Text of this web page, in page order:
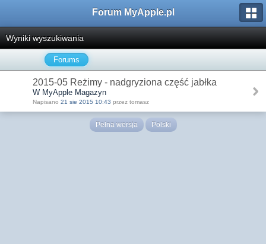
Forum MyApple.pl
Wyniki wyszukiwania
Forums
2015-05 Reżimy - nadgryziona część jabłka
W MyApple Magazyn
Napisano 21 sie 2015 10:43 przez tomasz
Pełna wersja Polski